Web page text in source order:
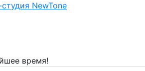
NewTone
время!